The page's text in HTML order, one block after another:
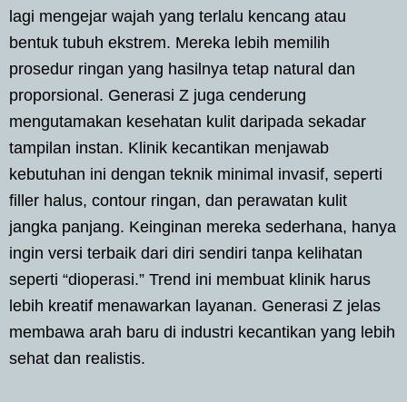
lagi mengejar wajah yang terlalu kencang atau
bentuk tubuh ekstrem. Mereka lebih memilih
prosedur ringan yang hasilnya tetap natural dan
proporsional. Generasi Z juga cenderung
mengutamakan kesehatan kulit daripada sekadar
tampilan instan. Klinik kecantikan menjawab
kebutuhan ini dengan teknik minimal invasif, seperti
filler halus, contour ringan, dan perawatan kulit
jangka panjang. Keinginan mereka sederhana, hanya
ingin versi terbaik dari diri sendiri tanpa kelihatan
seperti “dioperasi.” Trend ini membuat klinik harus
lebih kreatif menawarkan layanan. Generasi Z jelas
membawa arah baru di industri kecantikan yang lebih
sehat dan realistis.